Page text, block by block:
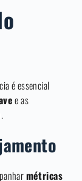
é essencial
e as
.
métricas